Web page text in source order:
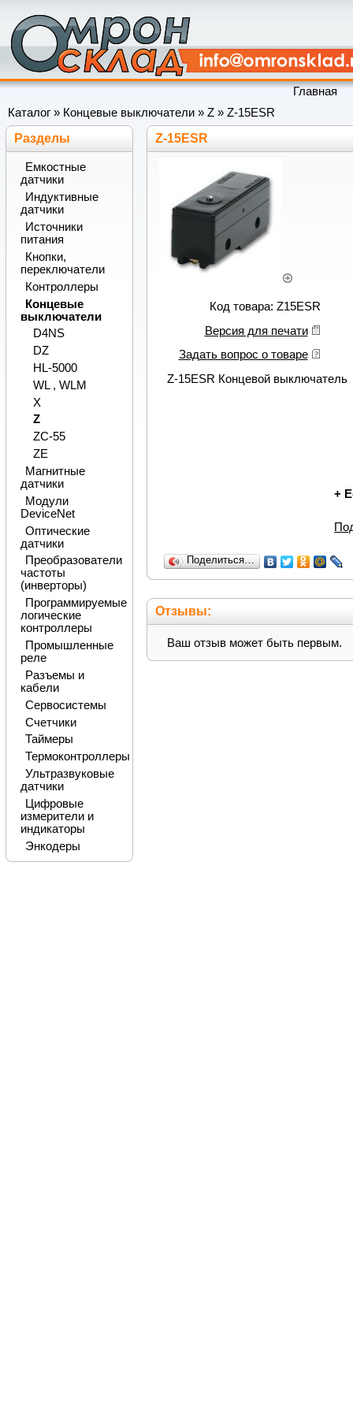
Главная
Каталог » Концевые выключатели » Z » Z-15ESR
Z-15ESR
Код товара: Z15ESR
Версия для печати
Задать вопрос о товаре
Z-15ESR Концевой выключатель
+
Поделиться…
Отзывы:
Ваш отзыв может быть первым.
Разделы
Емкостные
датчики
Индуктивные
датчики
Источники
питания
Кнопки,
переключатели
Контроллеры
Концевые
выключатели
D4NS
DZ
HL-5000
WL , WLM
X
Z
ZC-55
ZE
Магнитные
датчики
Модули
DeviceNet
Оптические
датчики
Преобразователи
частоты
(инверторы)
Программируемые
логические
контроллеры
Промышленные
реле
Разъемы и
кабели
Сервосистемы
Счетчики
Таймеры
Термоконтроллеры
Ультразвуковые
датчики
Цифровые
измерители и
индикаторы
Энкодеры